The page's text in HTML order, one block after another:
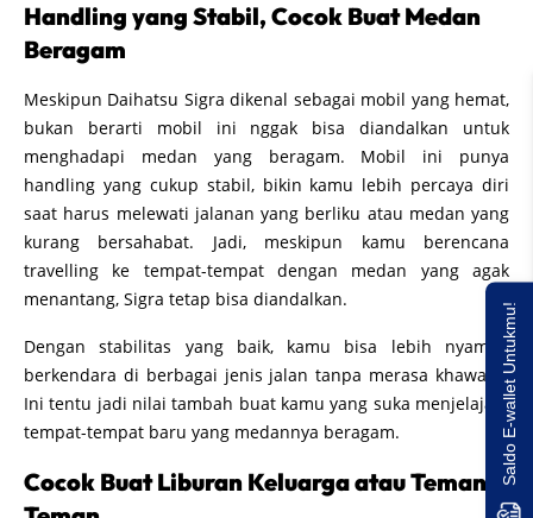
Handling yang Stabil, Cocok Buat Medan
Beragam
Meskipun Daihatsu Sigra dikenal sebagai mobil yang hemat,
bukan berarti mobil ini nggak bisa diandalkan untuk
menghadapi medan yang beragam. Mobil ini punya
handling yang cukup stabil, bikin kamu lebih percaya diri
saat harus melewati jalanan yang berliku atau medan yang
kurang bersahabat. Jadi, meskipun kamu berencana
travelling ke tempat-tempat dengan medan yang agak
menantang, Sigra tetap bisa diandalkan.
Dengan stabilitas yang baik, kamu bisa lebih nyaman
berkendara di berbagai jenis jalan tanpa merasa khawatir.
Ini tentu jadi nilai tambah buat kamu yang suka menjelajahi
tempat-tempat baru yang medannya beragam.
Cocok Buat Liburan Keluarga atau Teman- Saldo E-wallet Untukmu!